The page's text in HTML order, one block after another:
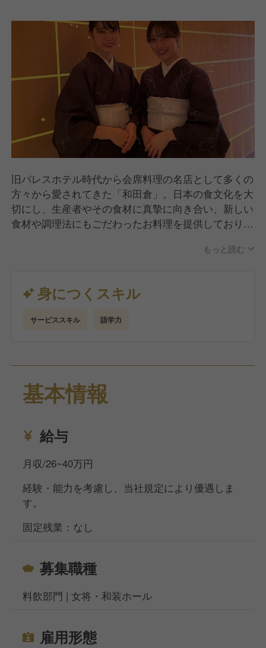
旧パレスホテル時代から会席料理の名店として多くの
方々から愛されてきた「和田倉」。日本の食文化を大
切にし、生産者やその食材に真摯に向き合い、新しい
食材や調理法にもごだわったお料理を提供しておりま
田倉濠」と「和田倉橋」を臨みながら、伝統的な日本
もっと読む
身につくスキル
サービススキル 語学力
基本情報
給与
月収/26~40万円
経験・能力を考慮し、当社規定により優遇しま
す。
固定残業：なし
募集職種
料飲部門 | 女将・和装ホール
雇用形態